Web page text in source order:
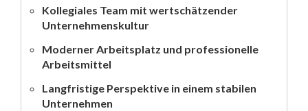
Kollegiales Team mit wertschätzender
Unternehmenskultur
Moderner Arbeitsplatz und professionelle
Arbeitsmittel
Langfristige Perspektive in einem stabilen
Unternehmen